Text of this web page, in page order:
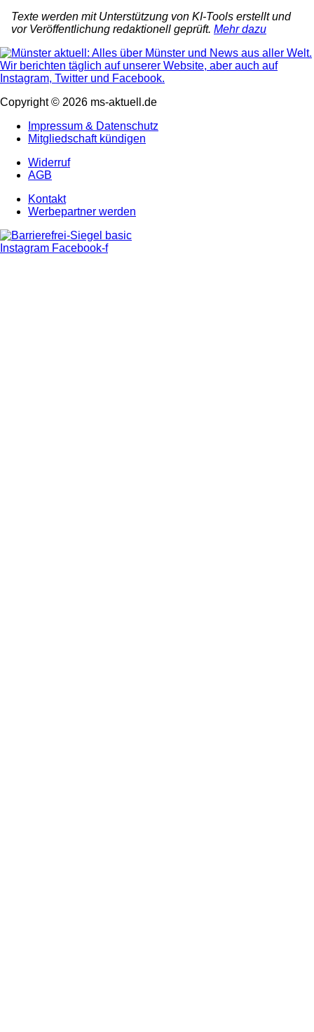
Texte werden mit Unterstützung von KI-Tools erstellt und
vor Veröffentlichung redaktionell geprüft. Mehr dazu
Copyright © 2026 ms-aktuell.de
Impressum & Datenschutz
Mitgliedschaft kündigen
Widerruf
AGB
Kontakt
Werbepartner werden
Instagram Facebook-f